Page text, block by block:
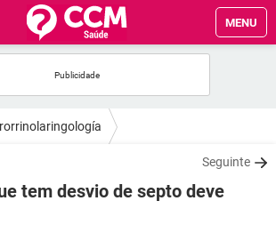
MENU
Seguinte
tem desvio de septo deve